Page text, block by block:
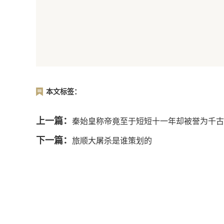
本文标签：
上一篇： 秦始皇称帝竟至于短短十一年却被誉为千
下一篇： 旅顺大屠杀是谁策划的